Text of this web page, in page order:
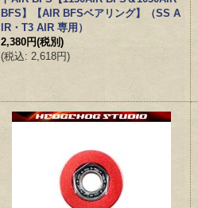
BFS】【AIR BFSベアリング】（SS A
IR・T3 AIR 専用）
2,380円(税別)
(税込: 2,618円)